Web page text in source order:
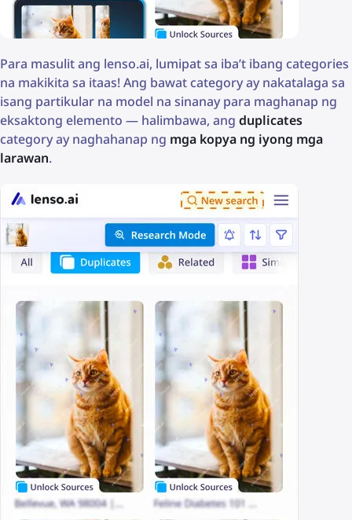
Para masulit ang lenso.ai, lumipat sa iba’t ibang categories
na makikita sa itaas! Ang bawat category ay nakatalaga sa
isang partikular na model na sinanay para maghanap ng
eksaktong elemento — halimbawa, ang duplicates
category ay naghahanap ng mga kopya ng iyong mga
larawan.